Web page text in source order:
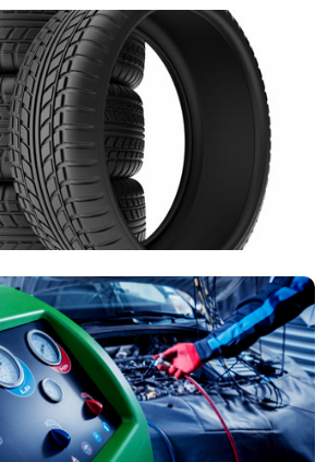
Wij voeren onderhoud uit volgens de
zodat uw garantie behouden blijft en
Service
winter) tot het vervangen van
adviseren u over de beste banden voor